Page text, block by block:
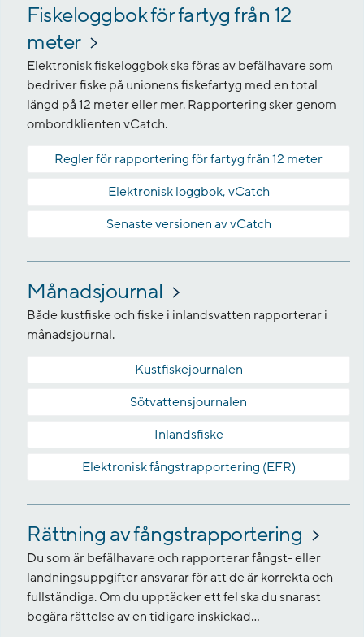
Fiskeloggbok för fartyg från 12
meter
Elektronisk fiskeloggbok ska föras av befälhavare som
bedriver fiske på unionens fiskefartyg med en total
längd på 12 meter eller mer. Rapportering sker genom
ombordklienten vCatch.
Regler för rapportering för fartyg från 12 meter
Elektronisk loggbok, vCatch
Senaste versionen av vCatch
Månadsjournal
Både kustfiske och fiske i inlandsvatten rapporterar i
månadsjournal.
Kustfiskejournalen
Sötvattensjournalen
Inlandsfiske
Elektronisk fångstrapportering (EFR)
Rättning av fångstrapportering
Du som är befälhavare och rapporterar fångst- eller
landningsuppgifter ansvarar för att de är korrekta och
fullständiga. Om du upptäcker ett fel ska du snarast
begära rättelse av en tidigare inskickad...